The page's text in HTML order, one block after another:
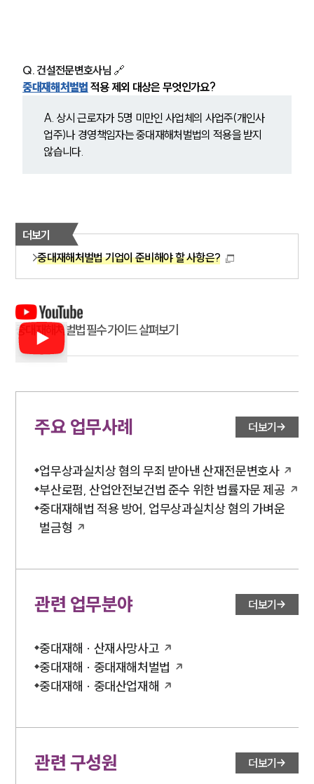
Q. 건설전문변호사님 🔗
중대재해처벌법 적용 제외 대상은 무엇인가요?
A. 상시 근로자가 5명 미만인 사업체의 사업주(개인사
업주)나 경영책임자는 중대재해처벌법의 적용을 받지
않습니다.
더보기
중대재해처벌법 기업이 준비해야 할 사항은?
중대재해처벌법 필수 가이드 살펴보기
주요 업무사례 더보기
업무상과실치상 혐의 무죄 받아낸 산재전문변호사
부산로펌, 산업안전보건법 준수 위한 법률자문 제공
중대재해법 적용 방어, 업무상과실치상 혐의 가벼운
벌금형
관련 업무분야 더보기
중대재해 · 산재사망사고
중대재해 · 중대재해처벌법
중대재해 · 중대산업재해
관련 구성원 더보기